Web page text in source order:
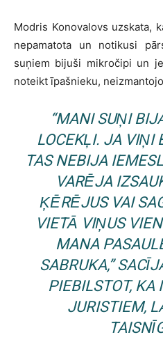
Modris Konovalovs uzskata,
nepamatota un notikusi
suņiem bijuši mikročipi un
noteikt īpašnieku,
“MANI SUŅI
LOCEKĻI. JA VIŅI
TAS NEBIJA
VARĒJA
ĶĒRĒJUS VAI
VIETĀ VIŅUS
MANA
SABRUKA,”
PIEBILSTOT, KA
JURISTIEM,